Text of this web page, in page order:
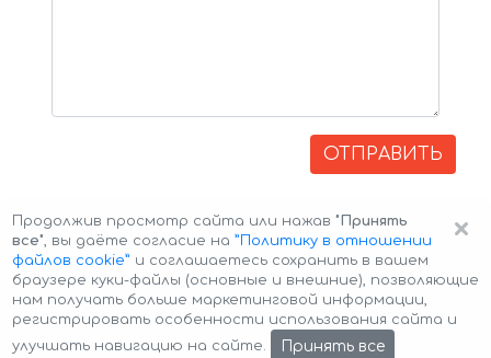
ОТПРАВИТЬ
Авторские права © 2026 Авто-Аренда Cookie Policy
×
Продолжив просмотр сайта или нажав "Принять
все", вы даёте согласие на ”Политику в отношении
файлов cookie” и соглашаетесь сохранить в вашем
браузере куки-файлы (основные и внешние), позволяющие
нам получать больше маркетинговой информации,
регистрировать особенности использования сайта и
улучшать навигацию на сайте.
Принять все